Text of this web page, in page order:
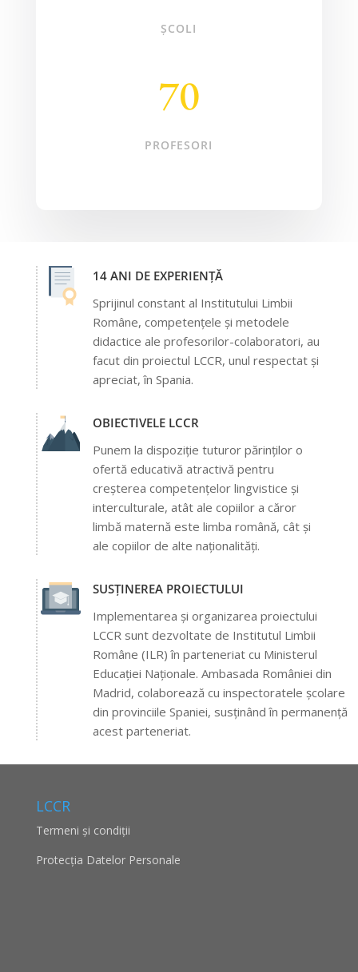
ȘCOLI
70
PROFESORI
14 ANI DE EXPERIENȚĂ
Sprijinul constant al Institutului Limbii
Române, competențele și metodele
didactice ale profesorilor-colaboratori, au
facut din proiectul LCCR, unul respectat și
apreciat, în Spania.
OBIECTIVELE LCCR
Punem la dispoziție tuturor părinților o
ofertă educativă atractivă pentru
creșterea competențelor lingvistice și
interculturale, atât ale copiilor a căror
limbă maternă este limba română, cât și
ale copiilor de alte naționalități.
SUSȚINEREA PROIECTULUI
Implementarea și organizarea proiectului
LCCR sunt dezvoltate de Institutul Limbii
Române (ILR) în parteneriat cu Ministerul
Educației Naționale. Ambasada României din
Madrid, colaborează cu inspectoratele școlare
din provinciile Spaniei, susținând în permanență
acest parteneriat.
LCCR
Termeni și condiții
Protecţia Datelor Personale